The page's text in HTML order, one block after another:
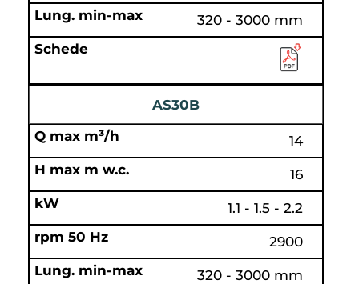
320 - 3000 mm
AS30B
14
16
1.1 - 1.5 - 2.2
2900
320 - 3000 mm